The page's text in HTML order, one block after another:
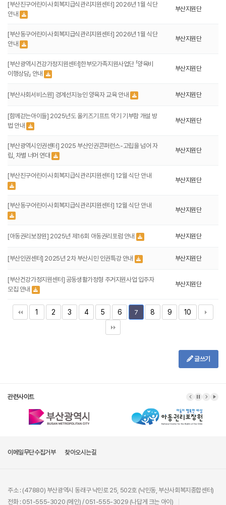
[부산진구어린이·사회복지급식관리지원센터] 2026년 1월 식단
안내
부산지원단
[부산동구어린이·사회복지급식관리지원센터] 2026년 1월 식단
안내
부산지원단
[부산광역시건강가정지원센터]한부모가족지원사업단 「양육비
이행상담」 안내
부산지원단
[부산사회서비스원] 경계선지능인 양육자 교육 안내 부산지원단
[함께걷는아이들] 2025년도 올키즈기프트 악기 기부함 개설 방
법 안내
부산지원단
[부산광역시인권센터] 2025 부산인권콘퍼런스-고립을 넘어 자
립, 차별 너머 연대
부산지원단
[부산진구어린이·사회복지급식관리지원센터] 12월 식단 안내
부산지원단
[부산동구어린이·사회복지급식관리지원센터] 12월 식단 안내
부산지원단
[아동권리보장원] 2025년 제16회 아동권리포럼 안내 부산지원단
[부산인권센터] 2025년 2차 부산시민 인권특강 안내 부산지원단
[부산건강가정지원센터] 공동생활가정형 주거지원사업 입주자
모집 안내
부산지원단
1 2 3 4 5 6 7 8 9 10
글쓰기
관련사이트
이메일무단수집거부 찾아오시는길
주소 : (47880) 부산광역시 동래구 낙민로 25, 502호 (낙민동, 부산사회복지종합센터)
전화 : 051-555-3020 (메인) / 051-555-3029 (나답게 크는 아이)